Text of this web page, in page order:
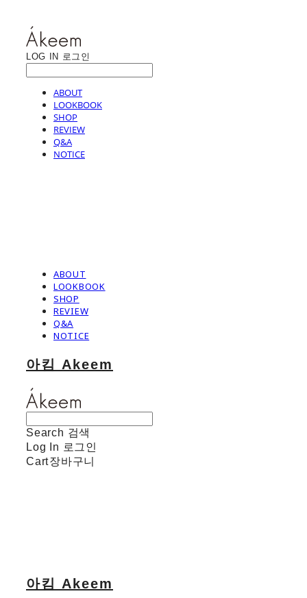
LOG IN 로그인
ABOUT
LOOKBOOK
SHOP
REVIEW
Q&A
NOTICE
ABOUT
LOOKBOOK
SHOP
REVIEW
Q&A
NOTICE
아킴 Akeem
Search 검색
Log In 로그인
Cart장바구니
아킴 Akeem